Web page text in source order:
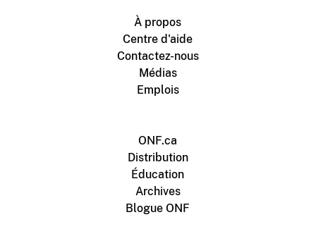
À propos
Centre d'aide
Contactez-nous
Médias
Emplois
ONF.ca
Distribution
Éducation
Archives
Blogue ONF